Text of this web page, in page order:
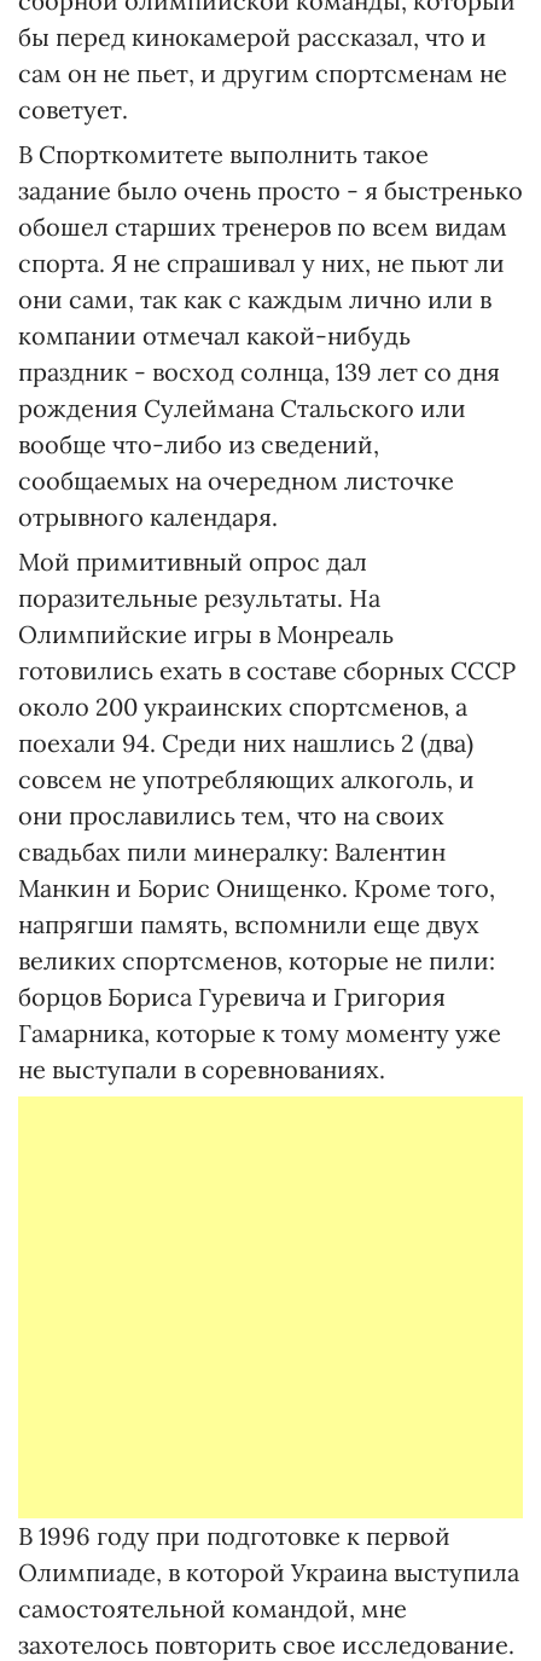
бы перед кинокамерой рассказал, что и
сам он не пьет, и другим спортсменам не
советует.
В Спорткомитете выполнить такое
задание было очень просто - я быстренько
обошел старших тренеров по всем видам
спорта. Я не спрашивал у них, не пьют ли
они сами, так как с каждым лично или в
компании отмечал какой-нибудь
праздник - восход солнца, 139 лет со дня
рождения Сулеймана Стальского или
вообще что-либо из сведений,
сообщаемых на очередном листочке
отрывного календаря.
Мой примитивный опрос дал
поразительные результаты. На
Олимпийские игры в Монреаль
готовились ехать в составе сборных СССР
около 200 украинских спортсменов, а
поехали 94. Среди них нашлись 2 (два)
совсем не употребляющих алкоголь, и
они прославились тем, что на своих
свадьбах пили минералку: Валентин
Манкин и Борис Онищенко. Кроме того,
напрягши память, вспомнили еще двух
великих спортсменов, которые не пили:
борцов Бориса Гуревича и Григория
Гамарника, которые к тому моменту уже
не выступали в соревнованиях.
В 1996 году при подготовке к первой
Олимпиаде, в которой Украина выступила
самостоятельной командой, мне
захотелось повторить свое исследование.